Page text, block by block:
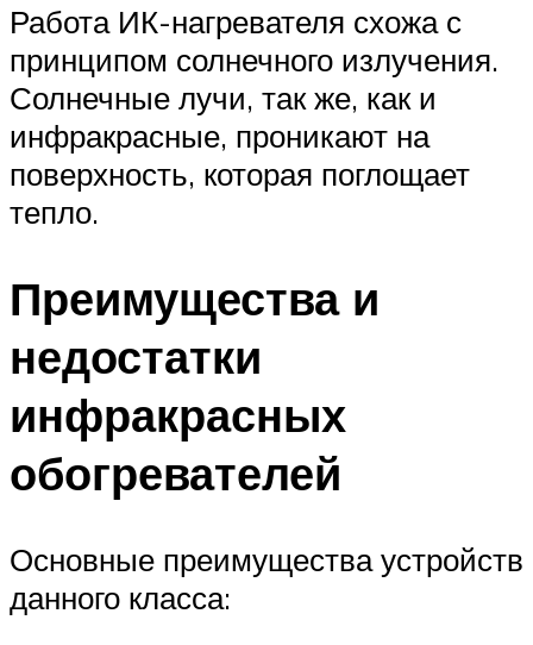
Работа ИК-нагревателя схожа с
принципом солнечного излучения.
Солнечные лучи, так же, как и
инфракрасные, проникают на
поверхность, которая поглощает
тепло.
Преимущества и
недостатки
инфракрасных
обогревателей
Основные преимущества устройств
данного класса: